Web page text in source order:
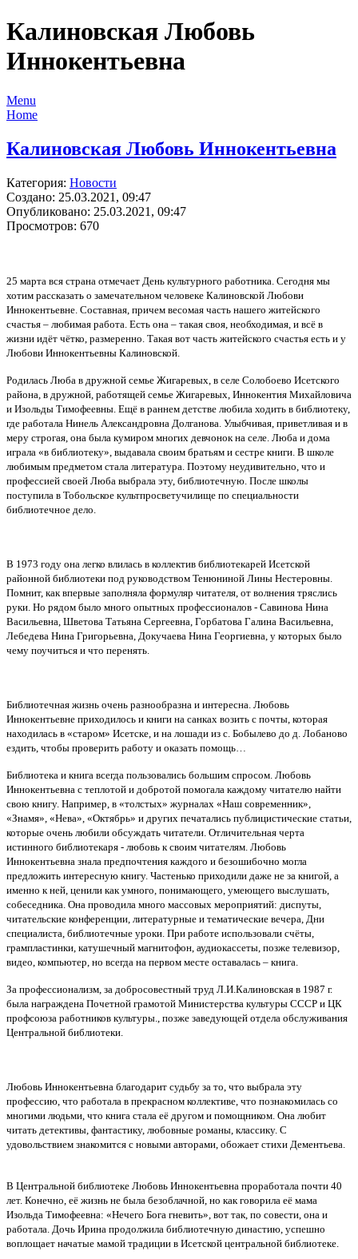
Калиновская Любовь
Иннокентьевна
Menu
Home
Калиновская Любовь Иннокентьевна
Категория: Новости
Создано: 25.03.2021, 09:47
Опубликовано: 25.03.2021, 09:47
Просмотров: 670
25 марта вся страна отмечает День культурного работника. Сегодня мы
хотим рассказать о замечательном человеке Калиновской Любови
Иннокентьевне. Составная, причем весомая часть нашего житейского
счастья – любимая работа. Есть она – такая своя, необходимая, и всё в
жизни идёт чётко, размеренно. Такая вот часть житейского счастья есть и у
Любови Иннокентьевны Калиновской.
Родилась Люба в дружной семье Жигаревых, в селе Солобоево Исетского
района, в дружной, работящей семье Жигаревых, Иннокентия Михайловича
и Изольды Тимофеевны. Ещё в раннем детстве любила ходить в библиотеку,
где работала Нинель Александровна Долганова. Улыбчивая, приветливая и в
меру строгая, она была кумиром многих девчонок на селе. Люба и дома
играла «в библиотеку», выдавала своим братьям и сестре книги. В школе
любимым предметом стала литература. Поэтому неудивительно, что и
профессией своей Люба выбрала эту, библиотечную. После школы
поступила в Тобольское культпросветучилище по специальности
библиотечное дело.
В 1973 году она легко влилась в коллектив библиотекарей Исетской
районной библиотеки под руководством Тенюниной Лины Нестеровны.
Помнит, как впервые заполняла формуляр читателя, от волнения тряслись
руки. Но рядом было много опытных профессионалов - Савинова Нина
Васильевна, Шветова Татьяна Сергеевна, Горбатова Галина Васильевна,
Лебедева Нина Григорьевна, Докучаева Нина Георгиевна, у которых было
чему поучиться и что перенять.
Библиотечная жизнь очень разнообразна и интересна. Любовь
Иннокентьевне приходилось и книги на санках возить с почты, которая
находилась в «старом» Исетске, и на лошади из с. Бобылево до д. Лобаново
ездить, чтобы проверить работу и оказать помощь…
Библиотека и книга всегда пользовались большим спросом. Любовь
Иннокентьевна с теплотой и добротой помогала каждому читателю найти
свою книгу. Например, в «толстых» журналах «Наш современник»,
«Знамя», «Нева», «Октябрь» и других печатались публицистические статьи,
которые очень любили обсуждать читатели. Отличительная черта
истинного библиотекаря - любовь к своим читателям. Любовь
Иннокентьевна знала предпочтения каждого и безошибочно могла
предложить интересную книгу. Частенько приходили даже не за книгой, а
именно к ней, ценили как умного, понимающего, умеющего выслушать,
собеседника. Она проводила много массовых мероприятий: диспуты,
читательские конференции, литературные и тематические вечера, Дни
специалиста, библиотечные уроки. При работе использовали счёты,
грампластинки, катушечный магнитофон, аудиокассеты, позже телевизор,
видео, компьютер, но всегда на первом месте оставалась – книга.
За профессионализм, за добросовестный труд Л.И.Калиновская в 1987 г.
была награждена Почетной грамотой Министерства культуры СССР и ЦК
профсоюза работников культуры., позже заведующей отдела обслуживания
Центральной библиотеки.
Любовь Иннокентьевна благодарит судьбу за то, что выбрала эту
профессию, что работала в прекрасном коллективе, что познакомилась со
многими людьми, что книга стала её другом и помощником. Она любит
читать детективы, фантастику, любовные романы, классику. С
удовольствием знакомится с новыми авторами, обожает стихи Дементьева.
В Центральной библиотеке Любовь Иннокентьевна проработала почти 40
лет. Конечно, её жизнь не была безоблачной, но как говорила её мама
Изольда Тимофеевна: «Нечего Бога гневить», вот так, по совести, она и
работала. Дочь Ирина продолжила библиотечную династию, успешно
воплощает начатые мамой традиции в Исетской центральной библиотеке.